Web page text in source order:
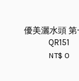
優美灑水頭
QR151
NT$ 0